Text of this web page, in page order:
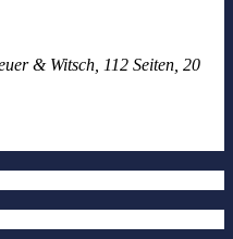
& Witsch, 112 Seiten, 20